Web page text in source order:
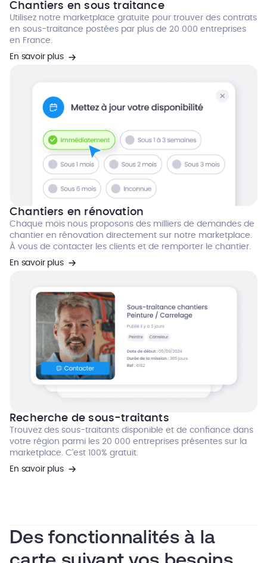
Chantiers en sous traitance
Utilisez notre marketplace gratuite pour trouver des contrats
en sous-traitance postées par plus de 20 000 entreprises
en France.
En savoir plus
Chantiers en rénovation
Chaque mois nous proposons des milliers de demandes de
chantier en rénovation directement sur notre marketplace.
À vous de contacter les clients et de remporter le chantier.
En savoir plus
Recherche de sous-traitants
Trouvez des sous-traitants disponible et de confiance dans
votre région parmi les 20 000 entreprises présentes sur la
marketplace. C’est 100% gratuit.
En savoir plus
Des fonctionnalités à la